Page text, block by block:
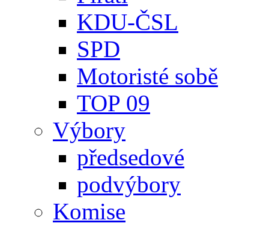
KDU-ČSL
SPD
Motoristé sobě
TOP 09
Výbory
předsedové
podvýbory
Komise